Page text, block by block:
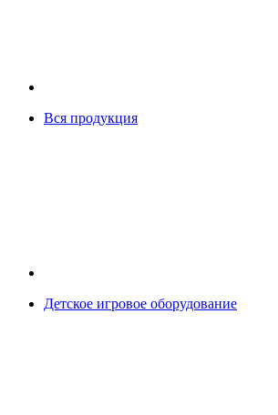
Вся продукция
Детское игровое оборудование